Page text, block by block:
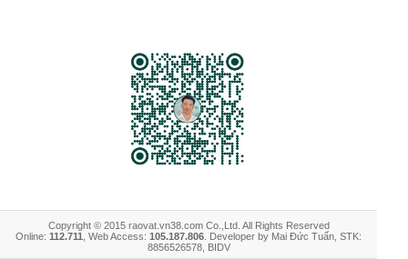
Copyright © 2015 raovat.vn38.com Co.,Ltd. All Rights Reserved
Online: 112.711 , Web Access: 105.187.806 . Developer by Mai Đức Tuấn, STK:
8856526578, BIDV